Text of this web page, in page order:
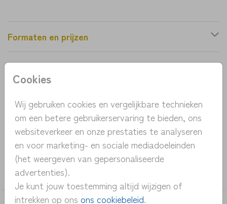
Cookies
Wij gebruiken cookies en vergelijkbare technieken
om een betere gebruikerservaring te bieden, ons
websiteverkeer en onze prestaties te analyseren
en voor marketing- en sociale mediadoeleinden
(het weergeven van gepersonaliseerde
advertenties).
Je kunt jouw toestemming altijd wijzigen of
intrekken op ons ons cookiebeleid.
Formaten en prijzen
Productinformatie
OMSCHRIJVING
geboortekaartje lijntekening goudfolie baby en
kleuter.
COLLECTIE
meisje